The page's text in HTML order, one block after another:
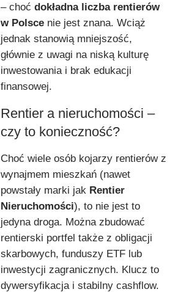
– choć dokładna liczba rentierów
w Polsce nie jest znana. Wciąż
jednak stanowią mniejszość,
głównie z uwagi na niską kulturę
inwestowania i brak edukacji
finansowej.
Rentier a nieruchomości –
czy to konieczność?
Choć wiele osób kojarzy rentierów z
wynajmem mieszkań (nawet
powstały marki jak Rentier
Nieruchomości), to nie jest to
jedyna droga. Można zbudować
rentierski portfel także z obligacji
skarbowych, funduszy ETF lub
inwestycji zagranicznych. Klucz to
dywersyfikacja i stabilny cashflow.